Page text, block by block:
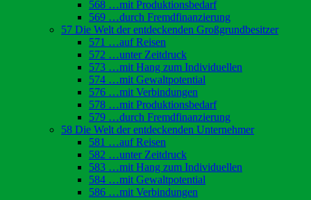
568 …mit Produktionsbedarf
569 …durch Fremdfinanzierung
57 Die Welt der entdeckenden Großgrundbesitzer
571 …auf Reisen
572 …unter Zeitdruck
573 …mit Hang zum Individuellen
574 …mit Gewaltpotential
576 …mit Verbindungen
578 …mit Produktionsbedarf
579 …durch Fremdfinanzierung
58 Die Welt der entdeckenden Unternehmer
581 …auf Reisen
582 …unter Zeitdruck
583 …mit Hang zum Individuellen
584 …mit Gewaltpotential
586 …mit Verbindungen